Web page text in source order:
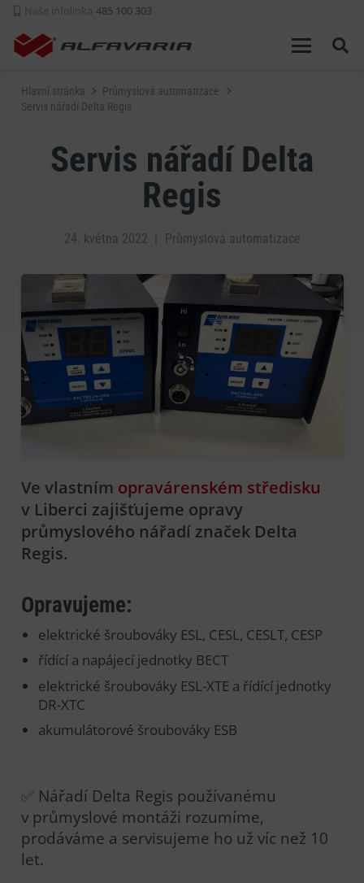
Naše infolinka 485 100 303
Hlavní stránka
Průmyslová automatizace
Servis nářadí Delta Regis
Servis nářadí Delta
Regis
24. května 2022 Průmyslová automatizace
Ve vlastním opravárenském středisku
v Liberci zajišťujeme opravy
průmyslového nářadí značek Delta
Regis.
Opravujeme:
elektrické šroubováky ESL, CESL, CESLT, CESP
řídící a napájecí jednotky BECT
elektrické šroubováky ESL-XTE a řídící jednotky
DR-XTC
akumulátorové šroubováky ESB
✅ Nářadí Delta Regis používanému
v průmyslové montáži rozumíme,
prodáváme a servisujeme ho už víc než 10
let.